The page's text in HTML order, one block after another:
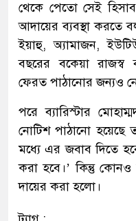
থেকে পেতো সেই হিসাব
আদায়ের ব্যবস্থা করতে
ইয়াহু, অ্যামাজন,
বছরের বকেয়া রাজস্ব
ফেরত পাঠানোর জন্যও
পরে ব্যারিস্টার
নোটিশ পাঠানো হয়েছে
মধ্যে এর জবাব দিতে
করা হবে।’ কিন্তু
দায়ের করা হলো।